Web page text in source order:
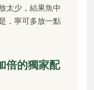
太少，結果魚中
，寧可多放一點
倍的獨家配